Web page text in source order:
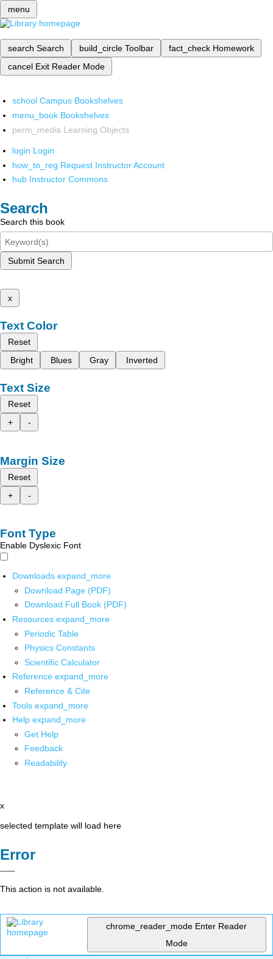
menu
search Search build_circle Toolbar fact_check Homework
cancel Exit Reader Mode
school Campus Bookshelves
menu_book Bookshelves
perm_media Learning Objects
login Login
how_to_reg Request Instructor Account
hub Instructor Commons
Search
Search this book
Submit Search
x
Text Color
Reset
Bright
Blues Gray Inverted
Text Size
Reset
+
-
Margin Size
Reset
+
-
Font Type
Enable Dyslexic Font
Downloads expand_more
Download Page (PDF)
Download Full Book (PDF)
Resources expand_more
Periodic Table
Physics Constants
Scientific Calculator
Reference expand_more
Reference & Cite
Tools expand_more
Help expand_more
Get Help
Feedback
Readability
x
selected template will load here
Error
This action is not available.
chrome_reader_mode Enter Reader
Mode